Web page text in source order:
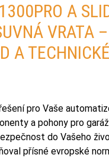
A
VRATA –
A TECHNICKÉ
pro Vaše
a pohony pro
do Vašeho
přísné evropské